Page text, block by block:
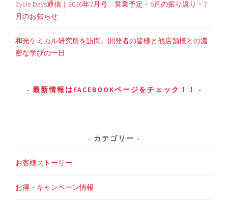
Cycle Days通信｜2026年7月号 営業予定・6月の振り返り・7
月のお知らせ
和光ケミカル研究所を訪問。開発者の皆様と他店舗様との濃
密な学びの一日
最新情報はFACEBOOKページをチェック！！
カテゴリー
お客様ストーリー
お得・キャンペーン情報